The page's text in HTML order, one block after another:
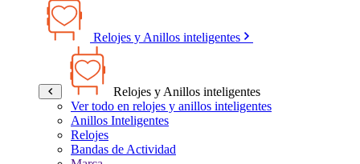
Relojes y Anillos inteligentes
Relojes y Anillos inteligentes
Ver todo en relojes y anillos inteligentes
Anillos Inteligentes
Relojes
Bandas de Actividad